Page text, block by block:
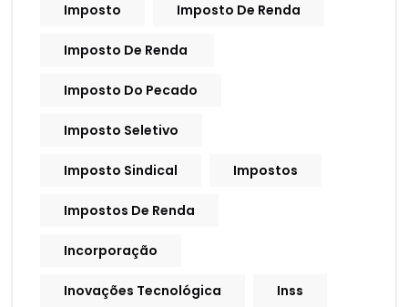
Imposto Imposto De Renda
Imposto De Renda
Imposto Do Pecado
Imposto Seletivo
Imposto Sindical Impostos
Impostos De Renda
Incorporação
Inovações Tecnológica Inss